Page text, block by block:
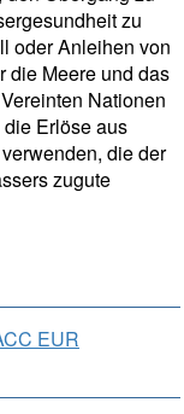
zu
oder Anleihen von
die Meere und das
Nationen
Erlöse aus
die der
zugute
EUR